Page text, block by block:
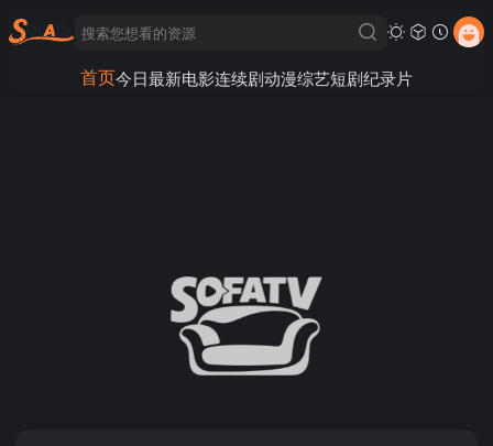
首页今日最新电影连续剧动漫综艺短剧纪录片